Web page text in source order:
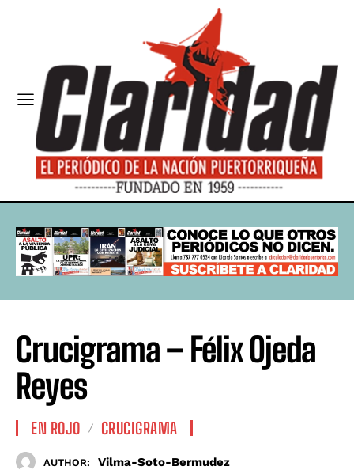
Crucigrama – Félix Ojeda
Reyes
EN ROJO CRUCIGRAMA
AUTHOR: Vilma-Soto-Bermudez